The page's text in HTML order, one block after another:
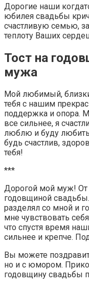
Дорогие наши
юбилея свадьбы
счастливую семью,
теплоту Ваших
Тост на
мужа
Мой любимый,
тебя с нашим
поддержка и опора.
все сильнее, я
люблю и буду любить
будь счастлив,
тебя!
***
Дорогой мой муж! От
годовщиной свадьбы.
разделял со мной и
мне чувствовать
что спустя время
сильнее и крепче.
Вы можете
но и с юмором.
годовщину свадьбы